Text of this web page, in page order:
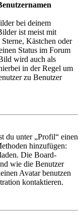
bei deinem
ist meist mit
Kästchen oder
Status im Forum
wird auch als
in der Regel um
zu Benutzer
du unter „Profil“ einen
hinzufügen:
Die Board-
wie die Benutzer
Avatar benutzen
kontaktieren.